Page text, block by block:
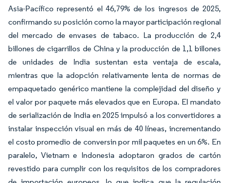
Asia-Pacífico representó el 46,79% de los ingresos de 2025,
confirmando su posición como la mayor participación regional
del mercado de envases de tabaco. La producción de 2,4
billones de cigarrillos de China y la producción de 1,1 billones
de unidades de India sustentan esta ventaja de escala,
mientras que la adopción relativamente lenta de normas de
empaquetado genérico mantiene la complejidad del diseño y
el valor por paquete más elevados que en Europa. El mandato
de serialización de India en 2025 impulsó a los convertidores a
instalar inspección visual en más de 40 líneas, incrementando
el costo promedio de conversin por mil paquetes en un 6%. En
paralelo, Vietnam e Indonesia adoptaron grados de cartón
revestido para cumplir con los requisitos de los compradores